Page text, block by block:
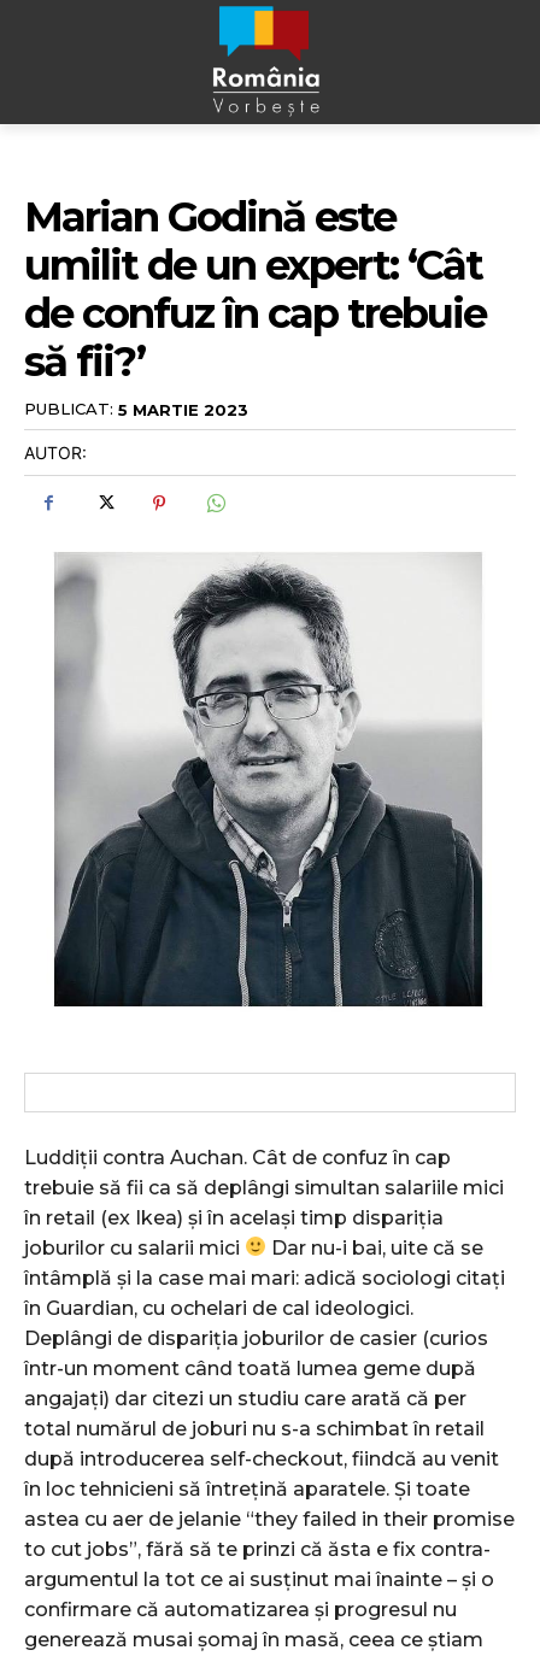
Marian Godină este
umilit de un expert: ‘Cât
de confuz în cap trebuie
să fii?’
PUBLICAT: 5 MARTIE 2023
AUTOR:
Luddiţii contra Auchan. Cât de confuz în cap
trebuie să fii ca să deplângi simultan salariile mici
în retail (ex Ikea) şi în acelaşi timp dispariţia
joburilor cu salarii mici
Dar nu-i bai, uite că se
întâmplă şi la case mai mari: adică sociologi citaţi
în Guardian, cu ochelari de cal ideologici.
Deplângi de dispariţia joburilor de casier (curios
într-un moment când toată lumea geme după
angajaţi) dar citezi un studiu care arată că per
total numărul de joburi nu s-a schimbat în retail
după introducerea self-checkout, fiindcă au venit
în loc tehnicieni să întreţină aparatele. Şi toate
astea cu aer de jelanie “they failed in their promise
to cut jobs”, fără să te prinzi că ăsta e fix contra-
argumentul la tot ce ai susţinut mai înainte – şi o
confirmare că automatizarea şi progresul nu
generează musai şomaj în masă, ceea ce ştiam